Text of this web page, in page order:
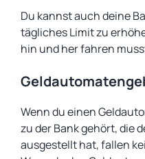
Du kannst auch deine
tägliches Limit zu
hin und her fahren
Wenn du einen
zu der Bank gehört, die
ausgestellt hat, fallen